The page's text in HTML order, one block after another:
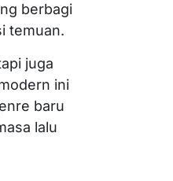
berbagi
temuan.
juga
ini
baru
lalu